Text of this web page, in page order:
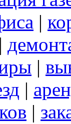
|
|
|
|
|